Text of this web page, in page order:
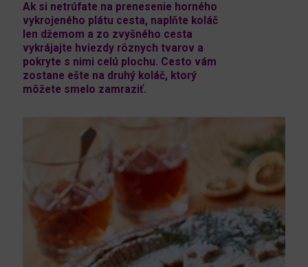
Ak si netrúfate na prenesenie horného
vykrojeného plátu cesta, naplňte koláč
len džemom a zo zvyšného cesta
vykrájajte hviezdy rôznych tvarov a
pokryte s nimi celú plochu. Cesto vám
zostane ešte na druhý koláč, ktorý
môžete smelo zamraziť.